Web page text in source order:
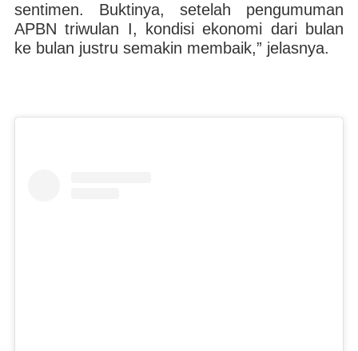
sentimen. Buktinya, setelah pengumuman
APBN triwulan I, kondisi ekonomi dari bulan
ke bulan justru semakin membaik,” jelasnya.